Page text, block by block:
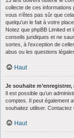
collecte de ces informations
vous n’êtes pas sûr que
quelqu’un le fait à votre
Notez que phpBB Limited
conseils juridiques et ne
sortes, à l’exception de
abus ou les questions
Haut
Je souhaite
Il est possible qu’un
comptes. Il peut également
souhaitez utiliser. Contactez
Haut